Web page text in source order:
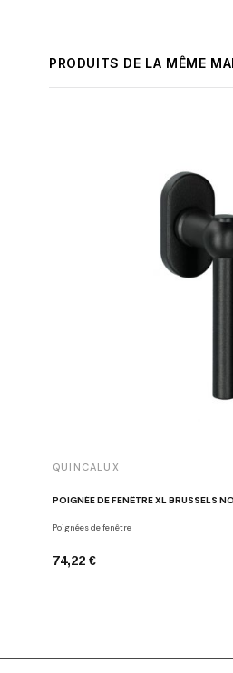
PRODUITS DE LA MÊME
QUINCALUX
POIGNÉE DE FENÊTRE XL BRUSSELS
Poignées de fenêtre
74,22 €